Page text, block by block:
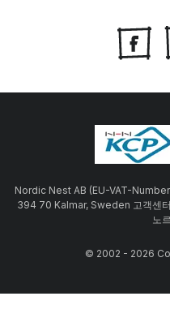
Nordic Nest AB (EU-VAT-
394 70 Kalmar, Sweden 고객센
노
© 2002 - 2026